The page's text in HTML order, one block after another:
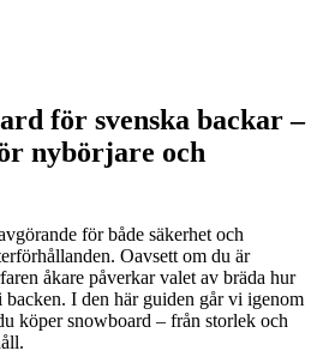
för svenska backar –
nybörjare och
för både säkerhet och
Oavsett om du är
åkare påverkar valet av bräda hur
I den här guiden går vi igenom
köper snowboard – från storlek och